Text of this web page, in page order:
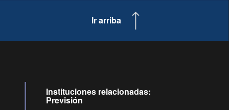
Ir arriba
Instituciones relacionadas:
Previsión